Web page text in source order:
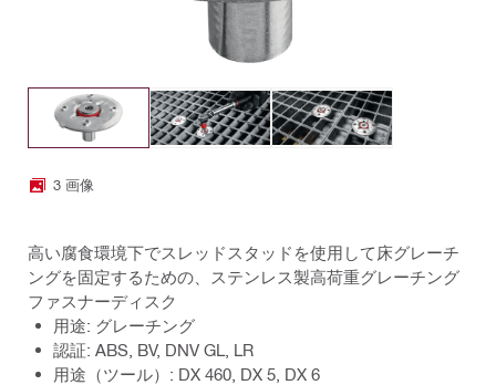
3 画像
高い腐食環境下でスレッドスタッドを使用して床グレーチ
ングを固定するための、ステンレス製高荷重グレーチング
ファスナーディスク
用途: グレーチング
認証: ABS, BV, DNV GL, LR
用途（ツール）: DX 460, DX 5, DX 6